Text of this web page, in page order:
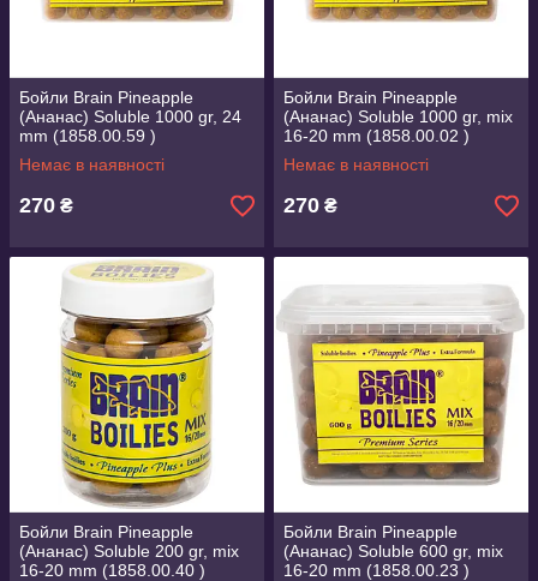
Бойли Brain Pineapple
(Ананас) Soluble 1000 gr, 24
mm (1858.00.59 )
Немає в наявності
270 ₴
Бойли Brain Pineapple
(Ананас) Soluble 1000 gr, mix
16-20 mm (1858.00.02 )
Немає в наявності
270 ₴
Бойли Brain Pineapple
(Ананас) Soluble 200 gr, mix
16-20 mm (1858.00.40 )
Бойли Brain Pineapple
(Ананас) Soluble 600 gr, mix
16-20 mm (1858.00.23 )